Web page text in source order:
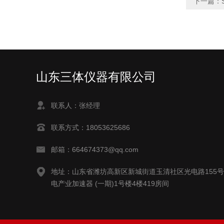
山东三体仪器有限公司
联系人：张经理
联系方式：18053625686
邮箱：664674373@qq.com
地址：山东省潍坊高新区新城街道玉清社区光电路155
电产业加速器 (一期)1号楼4楼419房间